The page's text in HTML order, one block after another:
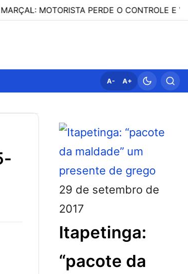
PERDE O CONTROLE E VEÍCULO
A- A+
29 de setembro de
2017
Itapetinga:
“pacote da